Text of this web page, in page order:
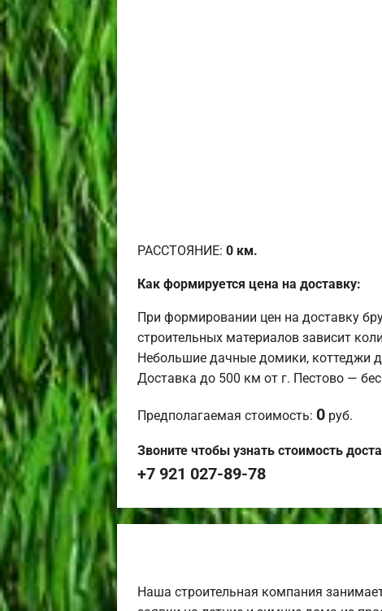
РАССТОЯНИЕ: 0 км.
Как формируется цена на доставку:
При формировании цен на доставку
строительных материалов зависит
Небольшие дачные домики, коттеджи
Доставка до 500 км от г. Пестово —
Предполагаемая стоимость: 0 руб.
Звоните чтобы узнать стоимость
+7 921 027-89-78
Наша строительная компания